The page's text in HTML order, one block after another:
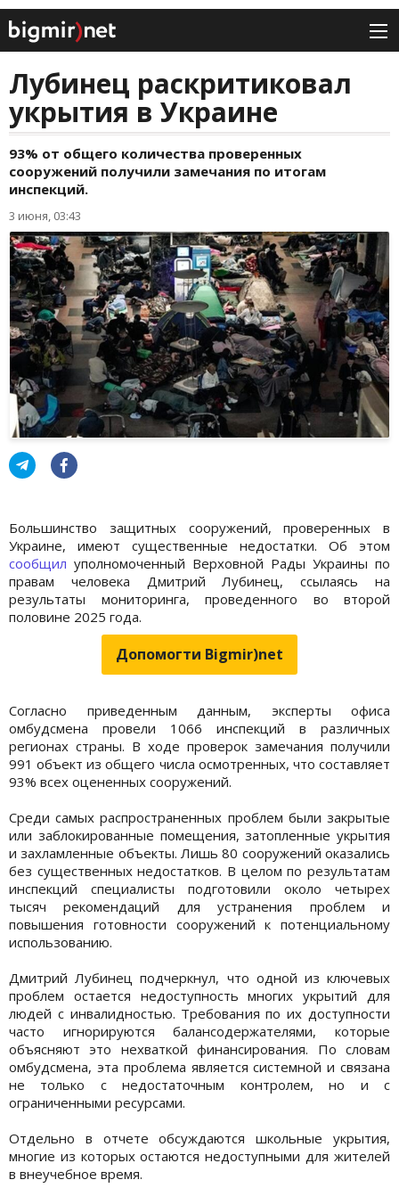
Лубинец раскритиковал
укрытия в Украине
93% от общего количества проверенных
сооружений получили замечания по итогам
инспекций.
3 июня, 03:43
Большинство защитных сооружений, проверенных в
Украине, имеют существенные недостатки. Об этом
сообщил уполномоченный Верховной Рады Украины по
правам человека Дмитрий Лубинец, ссылаясь на
результаты мониторинга, проведенного во второй
половине 2025 года.
Допомогти Bigmir)net
Согласно приведенным данным, эксперты офиса
омбудсмена провели 1066 инспекций в различных
регионах страны. В ходе проверок замечания получили
991 объект из общего числа осмотренных, что составляет
93% всех оцененных сооружений.
Среди самых распространенных проблем были закрытые
или заблокированные помещения, затопленные укрытия
и захламленные объекты. Лишь 80 сооружений оказались
без существенных недостатков. В целом по результатам
инспекций специалисты подготовили около четырех
тысяч рекомендаций для устранения проблем и
повышения готовности сооружений к потенциальному
использованию.
Дмитрий Лубинец подчеркнул, что одной из ключевых
проблем остается недоступность многих укрытий для
людей с инвалидностью. Требования по их доступности
часто игнорируются балансодержателями, которые
объясняют это нехваткой финансирования. По словам
омбудсмена, эта проблема является системной и связана
не только с недостаточным контролем, но и с
ограниченными ресурсами.
Отдельно в отчете обсуждаются школьные укрытия,
многие из которых остаются недоступными для жителей
в внеучебное время.